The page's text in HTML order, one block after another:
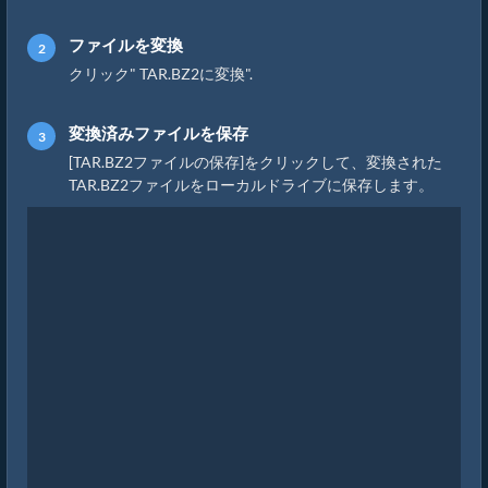
ファイルを変換
クリック" TAR.BZ2に変換".
変換済みファイルを保存
[TAR.BZ2ファイルの保存]をクリックして、変換された
TAR.BZ2ファイルをローカルドライブに保存します。